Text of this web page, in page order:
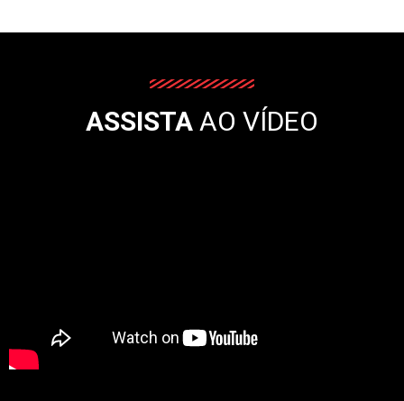
ASSISTA AO VÍDEO